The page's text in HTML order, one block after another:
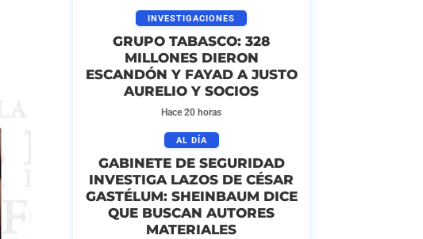
INVESTIGACIONES
GRUPO TABASCO: 328
MILLONES DIERON
ESCANDÓN Y FAYAD A JUSTO
AURELIO Y SOCIOS
Hace 20 horas
AL DÍA
GABINETE DE SEGURIDAD
INVESTIGA LAZOS DE CÉSAR
GASTÉLUM: SHEINBAUM DICE
QUE BUSCAN AUTORES
MATERIALES